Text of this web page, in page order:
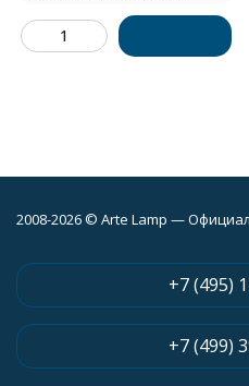
2008-2026 © Arte Lamp —
+7 (495)
+7 (499)